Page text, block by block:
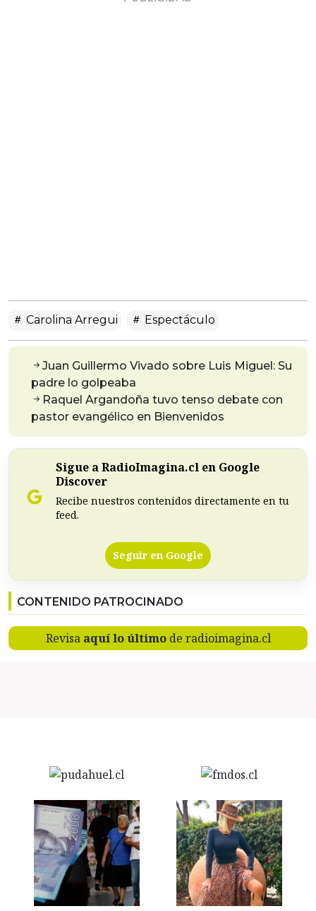
Carolina Arregui Espectáculo
Juan Guillermo Vivado sobre Luis Miguel: Su
padre lo golpeaba
Raquel Argandoña tuvo tenso debate con
pastor evangélico en Bienvenidos
Sigue a RadioImagina.cl en Google
Discover
Recibe nuestros contenidos directamente en tu
feed.
Seguir en Google
CONTENIDO PATROCINADO
Revisa aquí lo últimode radioimagina.cl